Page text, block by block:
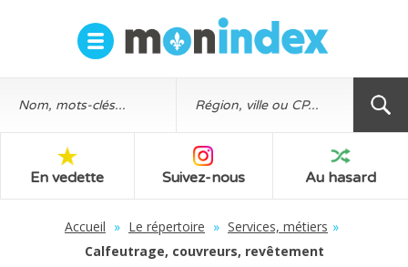
En vedette Suivez-nous Au hasard
Accueil » Le répertoire » Services, métiers »
Calfeutrage, couvreurs, revêtement